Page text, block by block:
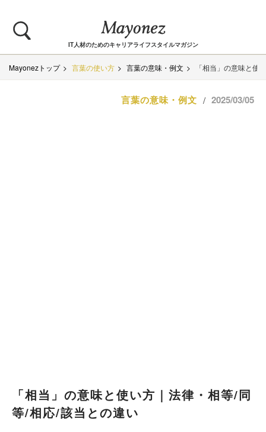
IT人材のためのキャリアライフスタイルマガジン
Mayonezトップ 言葉の使い方 言葉の意味・例文 「相当」の意味と使
言葉の意味・例文 / 2025/03/05
「相当」の意味と使い方｜法律・相等/同
等/相応/該当との違い